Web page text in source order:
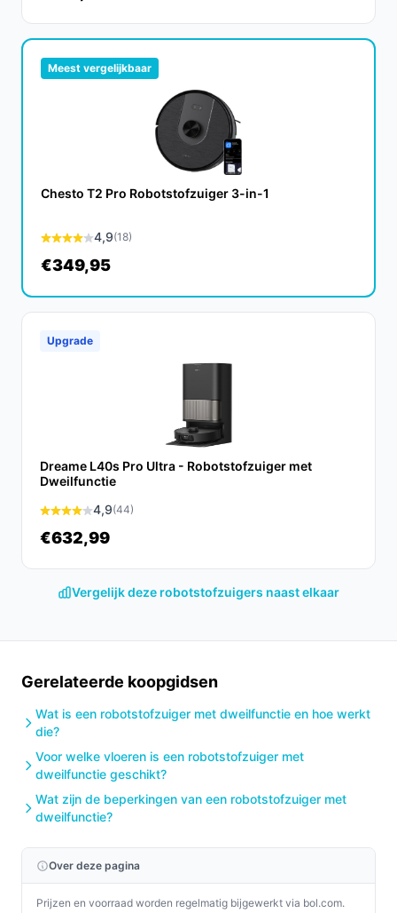
Meest vergelijkbaar
Chesto T2 Pro Robotstofzuiger 3-in-1
4,9(18)
€349,95
Upgrade
Dreame L40s Pro Ultra - Robotstofzuiger met
Dweilfunctie
4,9(44)
€632,99
Vergelijk deze robotstofzuigers naast elkaar
Gerelateerde koopgidsen
Wat is een robotstofzuiger met dweilfunctie en hoe werkt
die?
Voor welke vloeren is een robotstofzuiger met
dweilfunctie geschikt?
Wat zijn de beperkingen van een robotstofzuiger met
dweilfunctie?
Over deze pagina
Prijzen en voorraad worden regelmatig bijgewerkt via bol.com.